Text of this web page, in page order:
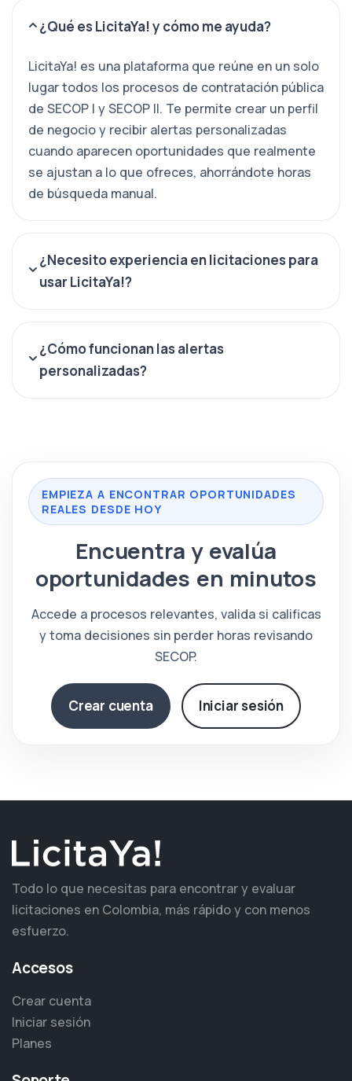
¿Qué es LicitaYa! y cómo me ayuda?
LicitaYa! es una plataforma que reúne en un solo
lugar todos los procesos de contratación pública
de SECOP I y SECOP II. Te permite crear un perfil
de negocio y recibir alertas personalizadas
cuando aparecen oportunidades que realmente
se ajustan a lo que ofreces, ahorrándote horas
de búsqueda manual.
¿Necesito experiencia en licitaciones para
usar LicitaYa!?
¿Cómo funcionan las alertas
personalizadas?
EMPIEZA A ENCONTRAR OPORTUNIDADES
REALES DESDE HOY
Encuentra y evalúa
oportunidades en minutos
Accede a procesos relevantes, valida si calificas
y toma decisiones sin perder horas revisando
SECOP.
Crear cuenta Iniciar sesión
Todo lo que necesitas para encontrar y evaluar
licitaciones en Colombia, más rápido y con menos
esfuerzo.
Accesos
Crear cuenta
Iniciar sesión
Planes